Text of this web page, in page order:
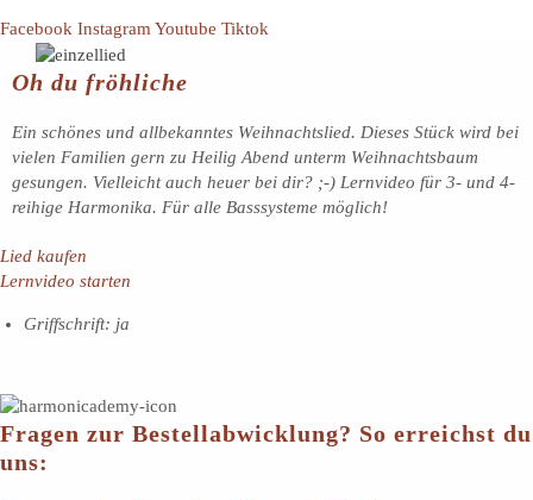
Facebook Instagram Youtube Tiktok
Oh du fröhliche
Ein schönes und allbekanntes Weihnachtslied. Dieses Stück wird bei
vielen Familien gern zu Heilig Abend unterm Weihnachtsbaum
gesungen. Vielleicht auch heuer bei dir? ;-) Lernvideo für 3- und 4-
reihige Harmonika. Für alle Basssysteme möglich!
Lied kaufen
Lernvideo starten
Griffschrift: ja
Fragen zur Bestellabwicklung? So erreichst du
uns: